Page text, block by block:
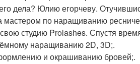
дела? Юлию егорчеву.
мастером по наращиванию
студию Prolashes. Спустя
наращиванию 2D, 3D;.
и окрашиванию бровей;.